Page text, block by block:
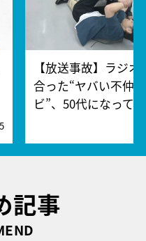
【放送事故】ラジオ
合った“ヤバい不仲
ビ”、50代になって…
記事